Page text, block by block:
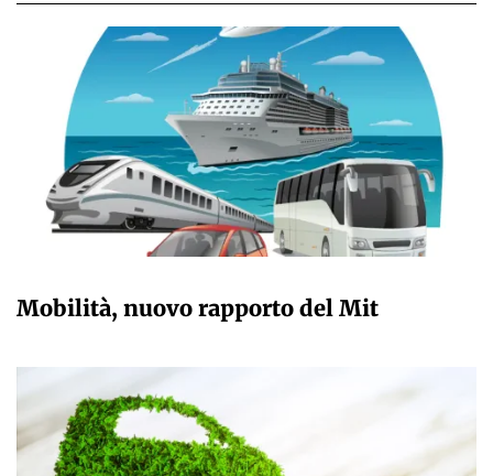
Mobilità, nuovo rapporto del Mit